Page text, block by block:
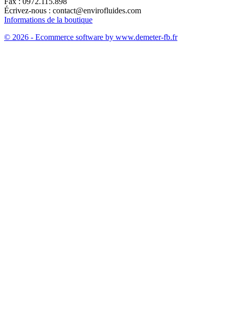
Écrivez-nous : contact@envirofluides.com
Informations de la boutique
© 2026 - Ecommerce software by www.demeter-fb.fr